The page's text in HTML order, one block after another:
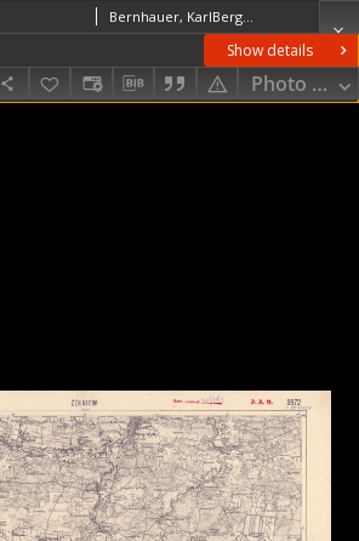
Show details
Photo
Bernhauer, KarlBerger